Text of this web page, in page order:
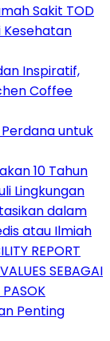
Sakit TOD
Kesehatan
Inspiratif,
Coffee
untuk
10 Tahun
Lingkungan
dalam
atau Ilmiah
REPORT
SEBAGAI
Penting